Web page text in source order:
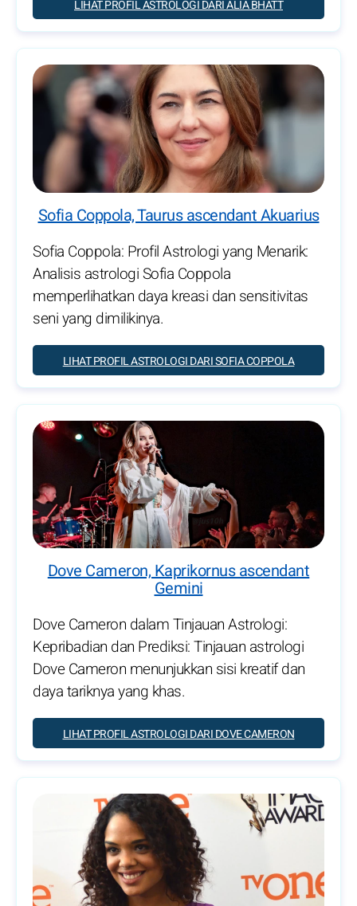
LIHAT PROFIL ASTROLOGI DARI ALIA BHATT
Sofia Coppola, Taurus ascendant Akuarius
Sofia Coppola: Profil Astrologi yang Menarik:
Analisis astrologi Sofia Coppola
memperlihatkan daya kreasi dan sensitivitas
seni yang dimilikinya.
LIHAT PROFIL ASTROLOGI DARI SOFIA COPPOLA
Dove Cameron, Kaprikornus ascendant
Gemini
Dove Cameron dalam Tinjauan Astrologi:
Kepribadian dan Prediksi: Tinjauan astrologi
Dove Cameron menunjukkan sisi kreatif dan
daya tariknya yang khas.
LIHAT PROFIL ASTROLOGI DARI DOVE CAMERON